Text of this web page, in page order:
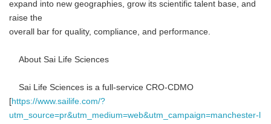
expand into new geographies, grow its scientific talent base, and
raise the
overall bar for quality, compliance, and performance.
About Sai Life Sciences
Sai Life Sciences is a full-service CRO-CDMO
[https://www.sailife.com/?
utm_source=pr&utm_medium=web&utm_campaign=manchester-l